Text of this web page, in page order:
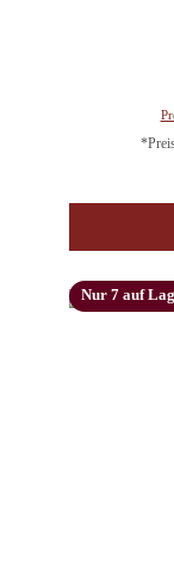
Nur 7 auf